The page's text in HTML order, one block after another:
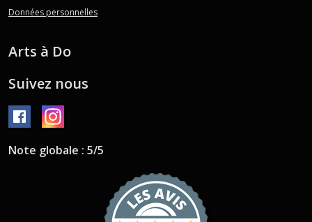
Données personnelles
Arts à Do
Suivez nous
Note globale : 5/5